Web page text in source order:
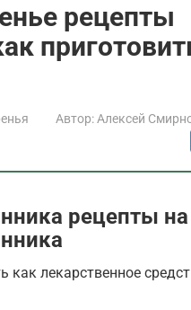
рецепты
Автор: Алексей
рецепты
лекарственное